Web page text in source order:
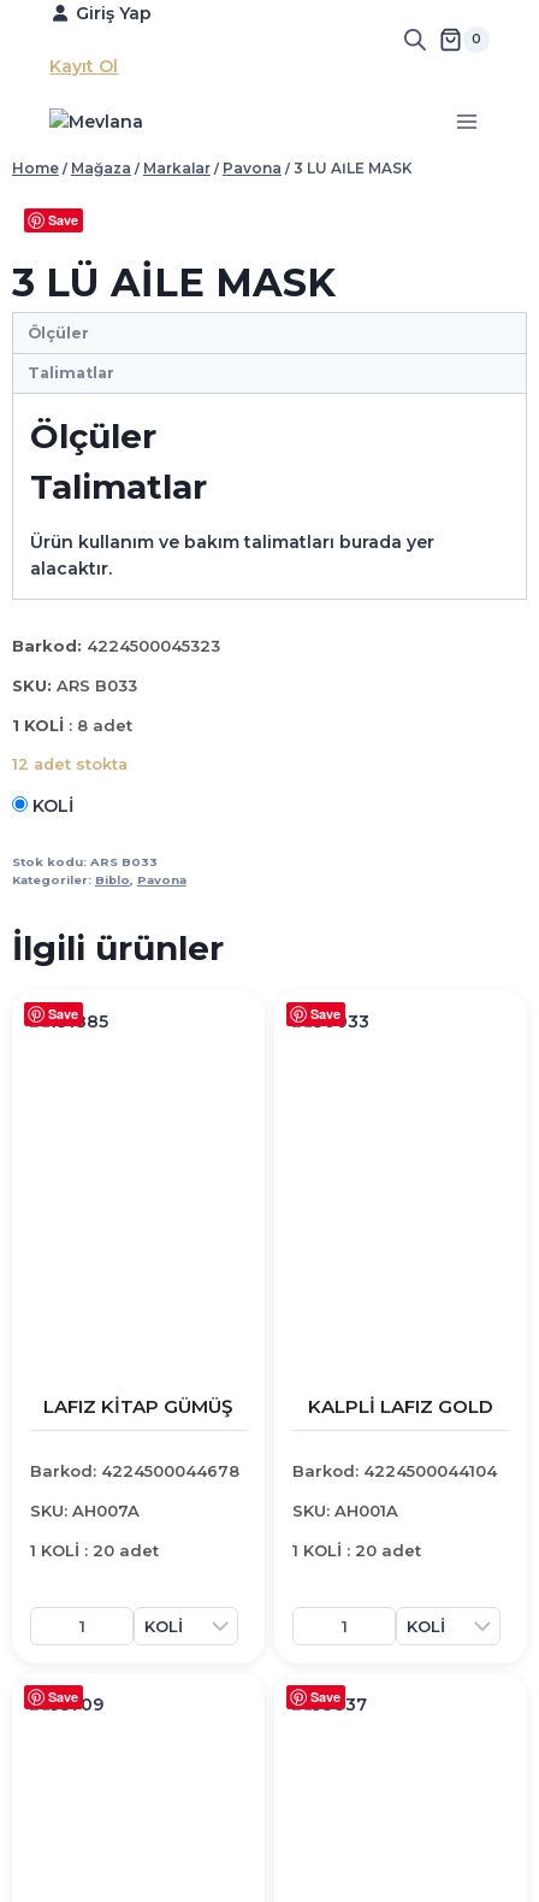
content
Giriş Yap
Kayıt Ol
0
Home / Mağaza / Markalar / Pavona / 3 LÜ AİLE MASK
Save
3 LÜ AİLE MASK
Ölçüler
Talimatlar
Ölçüler
Talimatlar
Ürün kullanım ve bakım talimatları burada yer
alacaktır.
Barkod: 4224500045323
SKU: ARS B033
1 KOLİ : 8 adet
12 adet stokta
KOLİ
LÜ
AİLE
adet
Stok kodu: ARS B033
Kategoriler: Biblo, Pavona
İlgili ürünler
Save
LAFIZ KİTAP GÜMÜŞ
Barkod: 4224500044678
SKU: AH007A
1 KOLİ : 20 adet
Save
KALPLİ LAFIZ GOLD
Barkod: 4224500044104
SKU: AH001A
1 KOLİ : 20 adet
Save Save